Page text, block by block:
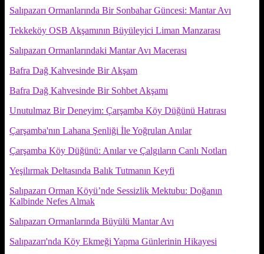
Salıpazarı Ormanlarında Bir Sonbahar Güncesi: Mantar Avı
Tekkeköy OSB Akşamının Büyüleyici Liman Manzarası
Salıpazarı Ormanlarındaki Mantar Avı Macerası
Bafra Dağ Kahvesinde Bir Akşam
Bafra Dağ Kahvesinde Bir Sohbet Akşamı
Unutulmaz Bir Deneyim: Çarşamba Köy Düğünü Hatırası
Çarşamba'nın Lahana Şenliği İle Yoğrulan Anılar
Çarşamba Köy Düğünü: Anılar ve Çalgıların Canlı Notları
Yeşilırmak Deltasında Balık Tutmanın Keyfi
Salıpazarı Orman Köyü’nde Sessizlik Mektubu: Doğanın
Kalbinde Nefes Almak
Salıpazarı Ormanlarında Büyülü Mantar Avı
Salıpazarı'nda Köy Ekmeği Yapma Günlerinin Hikayesi